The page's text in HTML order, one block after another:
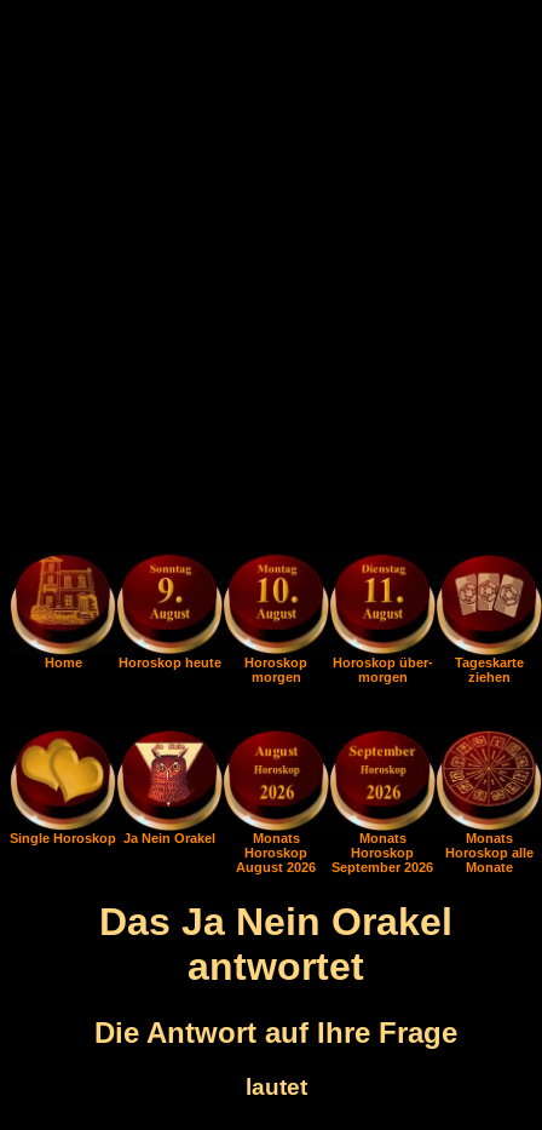
Home Horoskop heute
Horoskop
morgen
Horoskop über-
morgen
Tageskarte
ziehen
Single Horoskop Ja Nein Orakel
Monats
Horoskop
August 2026
Monats
Horoskop
September 2026
Monats
Horoskop alle
Monate
Das Ja Nein Orakel
antwortet
Die Antwort auf Ihre Frage
lautet